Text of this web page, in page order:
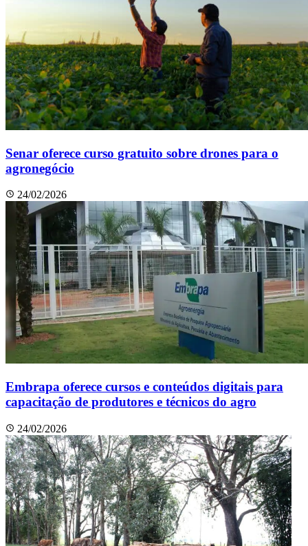
Senar oferece curso gratuito sobre drones para o
agronegócio
24/02/2026
Embrapa oferece cursos e conteúdos digitais para
capacitação de produtores e técnicos do agro
24/02/2026